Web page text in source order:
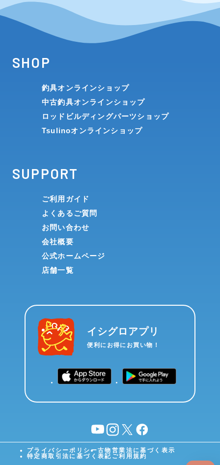
SHOP
釣具オンラインショップ
中古釣具オンラインショップ
ロッドビルディングパーツショップ
Tsulinoオンラインショップ
SUPPORT
ご利用ガイド
よくあるご質問
お問い合わせ
会社概要
公式ホームページ
店舗一覧
イシグロアプリ
便利にお得にお買い物！
YouTubeinstagram
X facebook
プライバシーポリシー古物営業法に基づく表示
特定商取引法に基づく表記 ご利用規約